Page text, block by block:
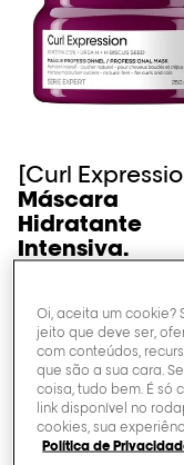
[Curl
Máscara
Hidratante
Intensiva.
de brilho.
0/5 (0 avaliações)
SAIBA MAIS
Oi, aceita um cookie?
jeito que deve ser,
com conteúdos,
que são a sua cara.
coisa, tudo bem. É só
link disponível no
cookies, sua
Política de